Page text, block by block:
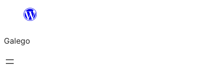
Saltar
contido
Galego